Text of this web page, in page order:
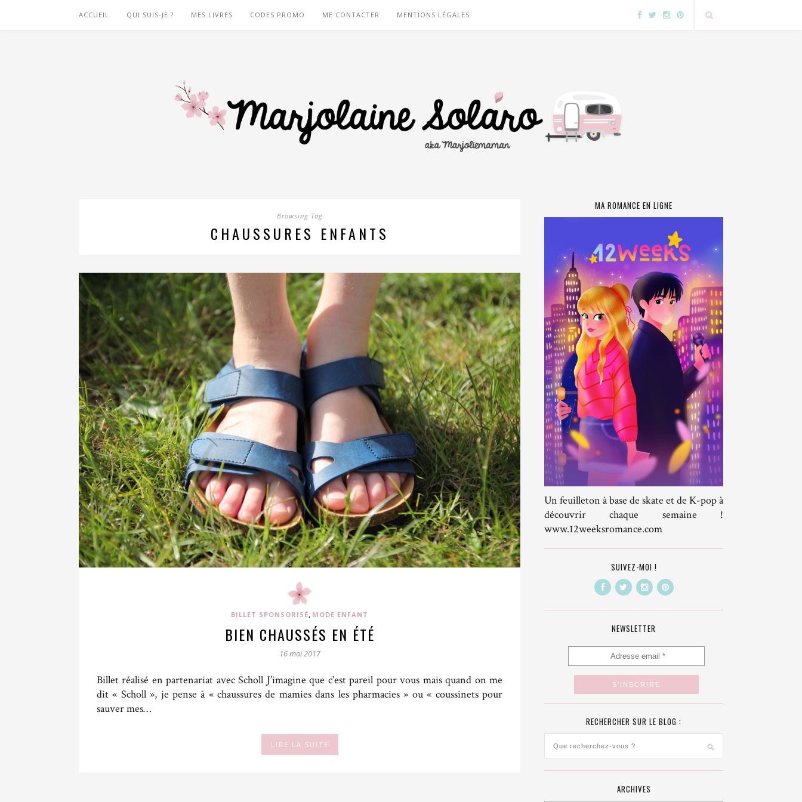
ACCUEIL QUI SUIS-JE ? MES LIVRES CODES PROMO ME CONTACTER MENTIONS LÉGALES
Browsing Tag
CHAUSSURES ENFANTS
BILLET SPONSORISÉ MODE ENFANT
BIEN CHAUSSÉS EN ÉTÉ
16 mai 2017
Billet réalisé en partenariat avec Scholl J’imagine que c’est pareil pour vous mais quand on me
dit « Scholl », je pense à « chaussures de mamies dans les pharmacies » ou « coussinets pour
sauver mes…
LIRE LA SUITE
MA ROMANCE EN LIGNE
Un feuilleton à base de skate et de K-pop à
découvrir chaque semaine !
www.12weeksromance.com
SUIVEZ-MOI !
NEWSLETTER
RECHERCHER SUR LE BLOG :
ARCHIVES